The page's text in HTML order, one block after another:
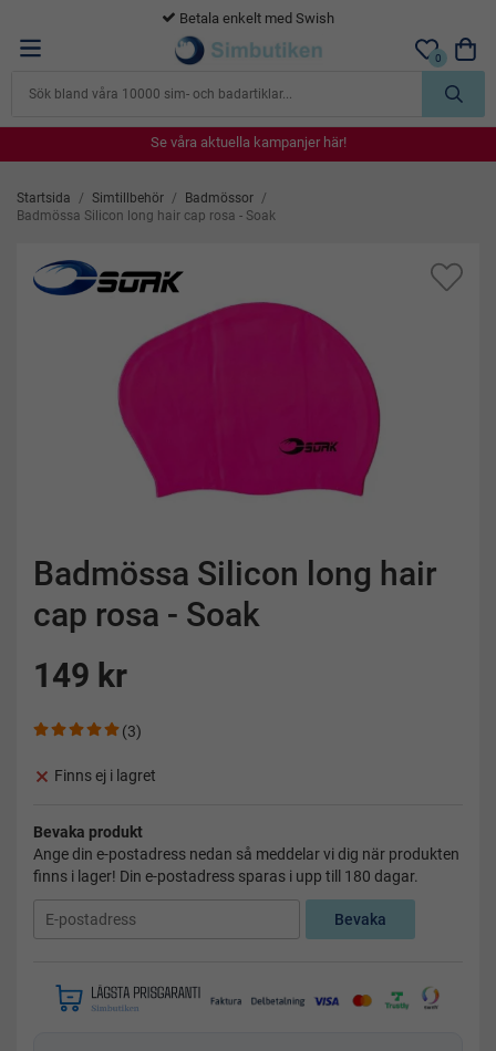
365 dagars öppet köp
0
Se våra aktuella kampanjer här!
Se våra aktuella kampanjer här!
Se våra aktuella kampanjer här!
Se våra aktuella kampanjer här!
Startsida / Simtillbehör / Badmössor /
Badmössa Silicon long hair cap rosa - Soak
Badmössa Silicon long hair
cap rosa - Soak
149 kr
(3)
Finns ej i lagret
Bevaka produkt
Ange din e-postadress nedan så meddelar vi dig när produkten
finns i lager! Din e-postadress sparas i upp till 180 dagar.
Bevaka